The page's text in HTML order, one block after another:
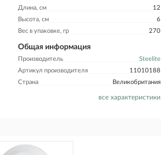
Длина, см
12
Высота, см
6
Вес в упаковке, гр
270
Общая информация
Производитель
Steelite
Артикул производителя
11010188
Страна
Великобритания
все характеристики